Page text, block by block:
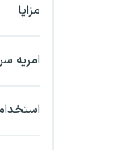
مزایا
امریه